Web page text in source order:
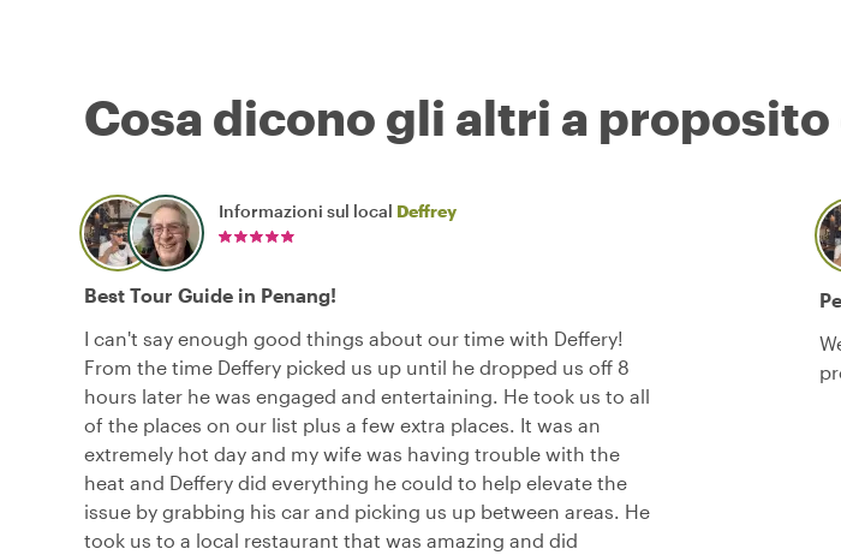
Cosa dicono gli altri a
Informazioni sul local Deffrey
Best Tour Guide in Penang!
I can't say enough good things about our time with Deffery!
From the time Deffery picked us up until he dropped us off 8
hours later he was engaged and entertaining. He took us to all
of the places on our list plus a few extra places. It was an
extremely hot day and my wife was having trouble with the
heat and Deffery did everything he could to help elevate the
issue by grabbing his car and picking us up between areas. He
took us to a local restaurant that was amazing and did